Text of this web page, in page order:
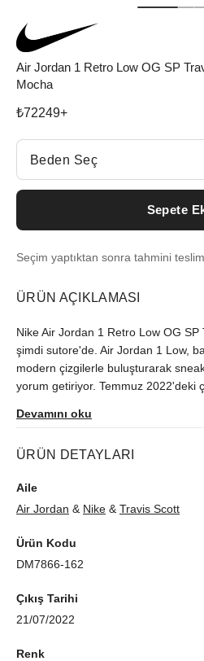
Air Jordan 1 Retro Low OG SP
Mocha
₺72249+
Beden Seç
Beden Seç
Sepete
Seçim yaptıktan sonra tahmini
ÜRÜN AÇIKLAMASI
Nike Air Jordan 1 Retro Low OG
şimdi sutore'de. Air Jordan 1 Low,
modern çizgilerle buluşturarak
yorum getiriyor. Temmuz 2022'deki
ulaştırılır.
Devamını oku
ÜRÜN DETAYLARI
Aile
Air Jordan & Nike & Travis Scott
Ürün Kodu
DM7866-162
Çıkış Tarihi
21/07/2022
Renk